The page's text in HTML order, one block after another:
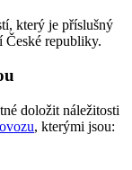
který je příslušný
České republiky.
doložit náležitosti
, kterými jsou: